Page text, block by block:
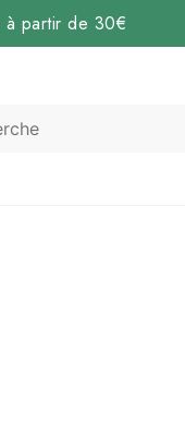
à partir de 30€